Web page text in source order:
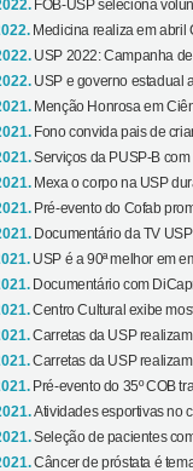
FOB-USP seleciona
Medicina realiza em abril
USP 2022: Campanha
USP e governo estadual
Menção Honrosa em
Fono convida pais de
Serviços da PUSP-B
Mexa o corpo na USP
Pré-evento do Cofab
Documentário da TV
USP é a 90ª melhor em
Documentário com
Centro Cultural exibe
Carretas da USP
Carretas da USP
Pré-evento do 35º COB
Atividades esportivas no
Seleção de pacientes
Câncer de próstata é